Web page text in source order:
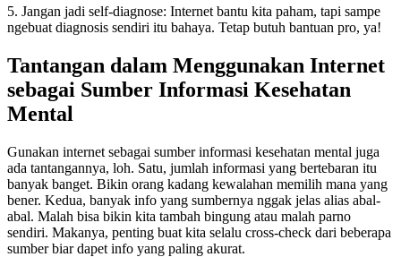
5. Jangan jadi self-diagnose: Internet bantu kita paham, tapi sampe
ngebuat diagnosis sendiri itu bahaya. Tetap butuh bantuan pro, ya!
Tantangan dalam Menggunakan Internet
sebagai Sumber Informasi Kesehatan
Mental
Gunakan internet sebagai sumber informasi kesehatan mental juga
ada tantangannya, loh. Satu, jumlah informasi yang bertebaran itu
banyak banget. Bikin orang kadang kewalahan memilih mana yang
bener. Kedua, banyak info yang sumbernya nggak jelas alias abal-
abal. Malah bisa bikin kita tambah bingung atau malah parno
sendiri. Makanya, penting buat kita selalu cross-check dari beberapa
sumber biar dapet info yang paling akurat.